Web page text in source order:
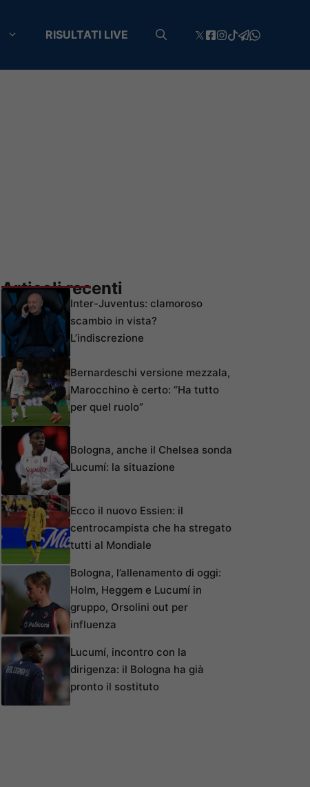
RISULTATI LIVE
Articoli recenti
Inter-Juventus: clamoroso
scambio in vista?
L’indiscrezione
Bernardeschi versione mezzala,
Marocchino è certo: “Ha tutto
per quel ruolo”
Bologna, anche il Chelsea sonda
Lucumí: la situazione
Ecco il nuovo Essien: il
centrocampista che ha stregato
tutti al Mondiale
Bologna, l’allenamento di oggi:
Holm, Heggem e Lucumí in
gruppo, Orsolini out per
influenza
Lucumí, incontro con la
dirigenza: il Bologna ha già
pronto il sostituto